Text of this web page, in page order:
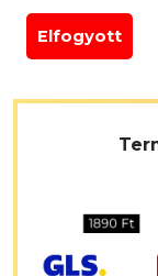
Elfogyott